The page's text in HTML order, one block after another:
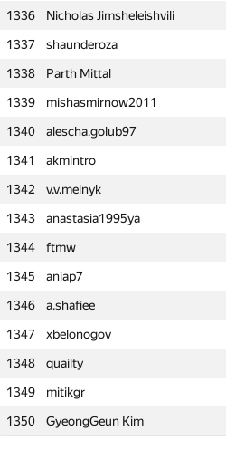
1336
Nicholas Jimsheleishvili
1337
shaunderoza
1338
Parth Mittal
1339
mishasmirnow2011
1340
alescha.golub97
1341
akmintro
1342
v.v.melnyk
1343
anastasia1995ya
1344
ftmw
1345
aniap7
1346
a.shafiee
1347
xbelonogov
1348
quailty
1349
mitikgr
1350
GyeongGeun Kim
1313
ligaiikalin
1314
PotterSergey
1315
NEU20133823
1316
bugzziiii
1317
Nafis Sadique
1318
oiv.239.11
1319
Hamza Zagha
1320
ivan-mazharov
1321
Света Хайкова
1322
AlexandrProgrammer
1323
ahmad Anwar
1324
Андрей Костяной
1325
medegor44
1326
q0o0p
1327
Victor